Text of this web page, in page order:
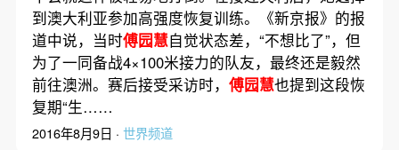
到澳大利亚参加高强度恢复训练。《新京报》的报
道中说，当时傅园慧自觉状态差，“不想比了”，但
为了一同备战4×100米接力的队友，最终还是毅然
前往澳洲。赛后接受采访时， 傅园慧也提到这段恢
复期“生……
2016年8月9日 · 世界频道